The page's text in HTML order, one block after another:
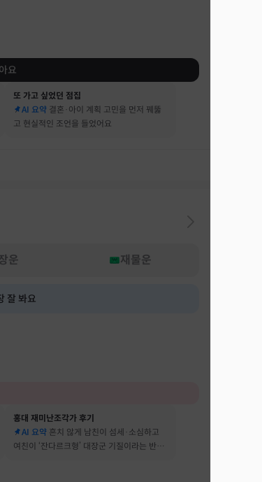
요
또 가고 싶었던 점집
AI 요약 결혼·아이 계획 고민을 먼저 꿰뚫
고 현실적인 조언을 들었어요
운 재물운
잘 봐요
홍대 재미난조각가 후기
AI 요약 흔치 않게 남친이 섬세·소심하고
여친이 ‘잔다르크형’ 대장군 기질이라는 반전